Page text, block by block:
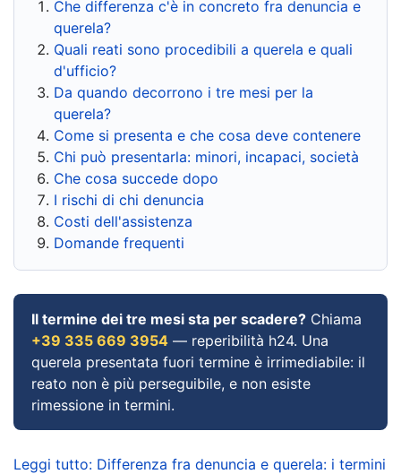
Che differenza c'è in concreto fra denuncia e
querela?
Quali reati sono procedibili a querela e quali
d'ufficio?
Da quando decorrono i tre mesi per la
querela?
Come si presenta e che cosa deve contenere
Chi può presentarla: minori, incapaci, società
Che cosa succede dopo
I rischi di chi denuncia
Costi dell'assistenza
Domande frequenti
Il termine dei tre mesi sta per scadere? Chiama
+39 335 669 3954 — reperibilità h24. Una
querela presentata fuori termine è irrimediabile: il
reato non è più perseguibile, e non esiste
rimessione in termini.
Leggi tutto: Differenza fra denuncia e querela: i termini